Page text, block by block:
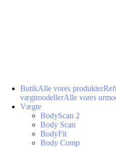
ButikAlle vores produkter
vægtmodellerAlle vores
Vægte
BodyScan 2
Body Scan
BodyFit
Body Comp